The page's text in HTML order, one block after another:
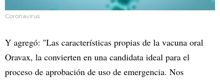
Coronavirus
Y agregó: "Las características propias de la vacuna oral
Oravax, la convierten en una candidata ideal para el
proceso de aprobación de uso de emergencia. Nos